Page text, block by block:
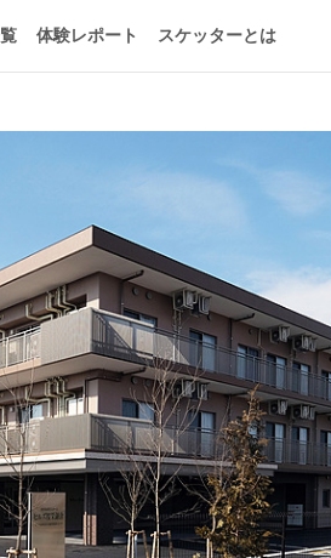
体験レポート スケッターとは